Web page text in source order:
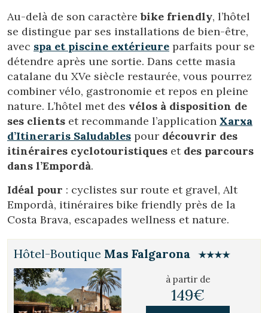
Gérer ma réservation
Au-delà de son caractèrebike friendly, l’hôtel
se distingue par ses installations de bien-être,
avec spa et piscine extérieure parfaits pour se
détendre après une sortie. Dans cette masia
catalane du XVe siècle restaurée, vous pourrez
combiner vélo, gastronomie et repos en pleine
nature. L’hôtel met des vélos à disposition de
ses clients et recommande l’application Xarxa
d’Itineraris Saludables pour découvrir des
itinéraires cyclotouristiques et des parcours
dans l’Empordà.
Idéal pour : cyclistes sur route et gravel, Alt
Empordà, itinéraires bike friendly près de la
Costa Brava, escapades wellness et nature.
Hôtel-Boutique Mas Falgarona
à partir de
149€